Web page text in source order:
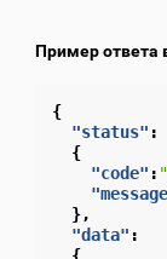
Пример ответа
{
"status" :
{
"code" :
},
"data" :